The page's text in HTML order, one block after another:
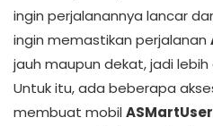
ingin perjalanannya lancar
ingin memastikan perjalanan
jauh maupun dekat, jadi
Untuk itu, ada beberapa
membuat mobil ASMartUser